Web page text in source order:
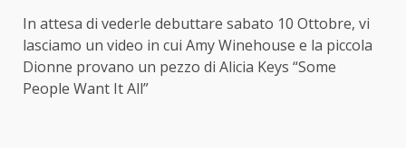
In attesa di vederle debuttare sabato 10 Ottobre, vi
lasciamo un video in cui Amy Winehouse e la piccola
Dionne provano un pezzo di Alicia Keys “Some
People Want It All”